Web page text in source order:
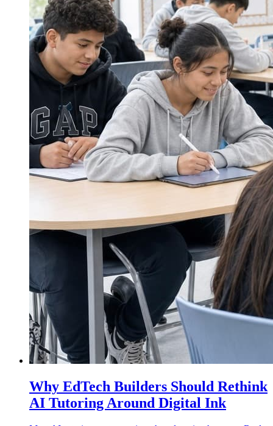
Why EdTech Builders Should Rethink
AI Tutoring Around Digital Ink